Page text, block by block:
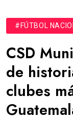
#FÚTBOL
CSD
de
clubes